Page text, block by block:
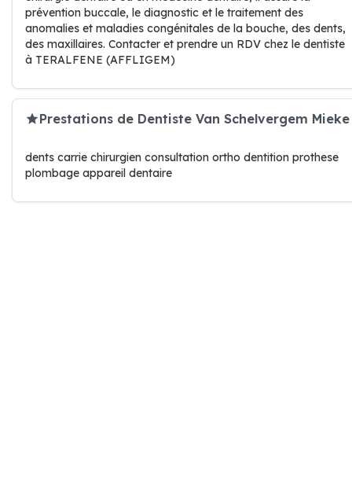
prévention buccale, le diagnostic et le traitement des
anomalies et maladies congénitales de la bouche, des dents,
des maxillaires. Contacter et prendre un RDV chez le dentiste
à TERALFENE (AFFLIGEM)
Prestations de Dentiste Van Schelvergem Mieke
dents carrie chirurgien consultation ortho dentition prothese
plombage appareil dentaire